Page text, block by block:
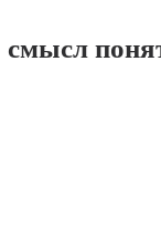
смысл